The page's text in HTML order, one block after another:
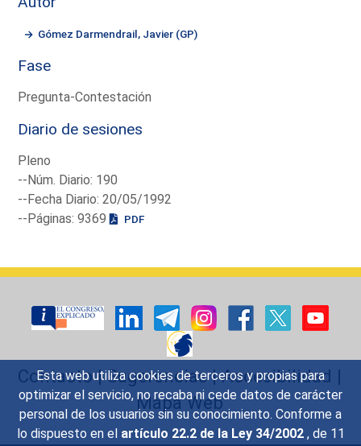
Esta web utiliza cookies de terceros y propias para
optimizar el servicio, no recaba ni cede datos de carácter
personal de los usuarios sin su conocimiento. Conforme a
lo dispuesto en el artículo 22.2 de la Ley 34/2002 , de 11
Gómez Darmendrail, Javier (GP)
Fase
Pregunta-Contestación
Diario de sesiones
Pleno
--Núm. Diario: 190
--Fecha Diario: 20/05/1992
--Páginas: 9369
PDF
Contacto|Sugerencias|Accesibilidad |
Mapa Web